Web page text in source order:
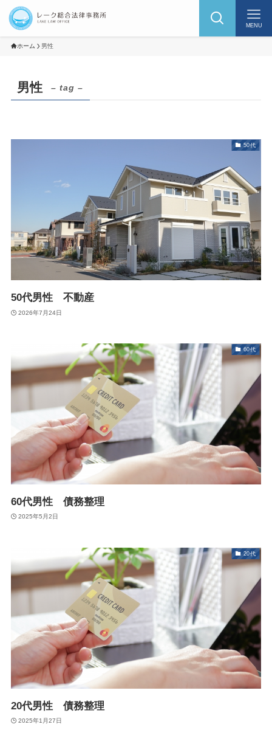
MENU
ホーム 男性
男性 – tag –
50代
50代男性 不動産
2026年7月24日
60代
60代男性 債務整理
2025年5月2日
20代
20代男性 債務整理
2025年1月27日